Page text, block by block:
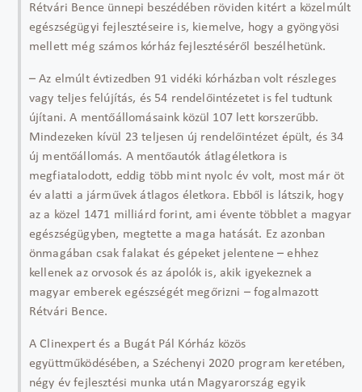
Rétvári Bence ünnepi beszédében röviden kitért a közelmúlt
egészségügyi fejlesztéseire is, kiemelve, hogy a gyöngyösi
mellett még számos kórház fejlesztéséről beszélhetünk.
– Az elmúlt évtizedben 91 vidéki kórházban volt részleges
vagy teljes felújítás, és 54 rendelőintézetet is fel tudtunk
újítani. A mentőállomásaink közül 107 lett korszerűbb.
Mindezeken kívül 23 teljesen új rendelőintézet épült, és 34
új mentőállomás. A mentőautók átlagéletkora is
megfiatalodott, eddig több mint nyolc év volt, most már öt
év alatti a járművek átlagos életkora. Ebből is látszik, hogy
az a közel 1471 milliárd forint, ami évente többlet a magyar
egészségügyben, megtette a maga hatását. Ez azonban
önmagában csak falakat és gépeket jelentene – ehhez
kellenek az orvosok és az ápolók is, akik igyekeznek a
magyar emberek egészségét megőrizni – fogalmazott
Rétvári Bence.
A Clinexpert és a Bugát Pál Kórház közös
együttműködésében, a Széchenyi 2020 program keretében,
négy év fejlesztési munka után Magyarország egyik